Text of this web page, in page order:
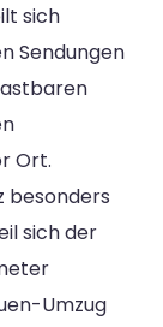
sich
Sendungen
Ort.
besonders
sich der
Umzug